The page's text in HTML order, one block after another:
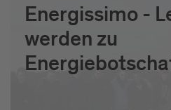
Energissimo -
werden zu